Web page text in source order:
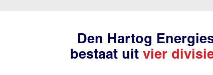
Den Hartog
bestaat uit vier